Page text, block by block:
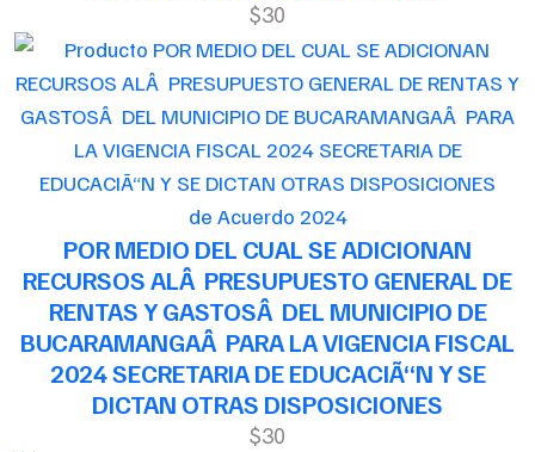
$30
de Acuerdo 2024
POR MEDIO DEL CUAL SE ADICIONAN
RECURSOS ALÂ PRESUPUESTO GENERAL DE
RENTAS Y GASTOSÂ DEL MUNICIPIO DE
BUCARAMANGAÂ PARA LA VIGENCIA FISCAL
2024 SECRETARIA DE EDUCACIÃ“N Y SE
DICTAN OTRAS DISPOSICIONES
$30